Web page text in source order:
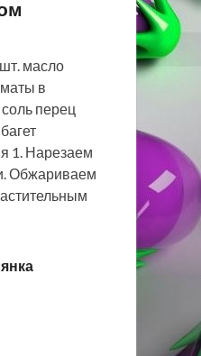
масло
в
перец
1. Нарезаем
Обжариваем